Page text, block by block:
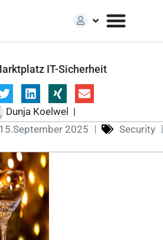
IT-Sicherheit
Dunja Koelwel
|
15.September 2025
Security